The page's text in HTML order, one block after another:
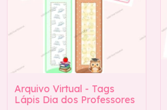
Arquivo Virtual - Tags
Lápis Dia dos Professores